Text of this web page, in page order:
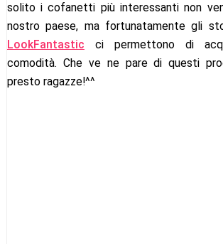
solito i cofanetti più interessanti non
nostro paese, ma fortunatamente gli
LookFantastic ci permettono di
comodità. Che ve ne pare di questi
presto ragazze!^^